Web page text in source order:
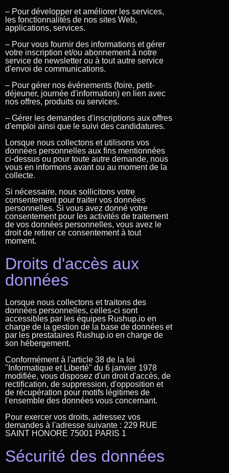
– Pour développer et améliorer les services,
les fonctionnalités de nos sites Web,
applications, services.
– Pour vous fournir des informations et gérer
votre inscription et/ou abonnement à notre
service de newsletter ou à tout autre service
d'envoi de communications.
– Pour gérer nos événements (foire, petit-
déjeuner, journée d'information) en lien avec
nos offres, produits ou services.
– Gérer les demandes d'inscriptions aux offres
d'emploi ainsi que le suivi des candidatures.
Lorsque nous collectons et utilisons vos
données personnelles aux fins mentionnées
ci-dessus ou pour toute autre demande, nous
vous en informons avant ou au moment de la
collecte.
Si nécessaire, nous sollicitons votre
consentement pour traiter vos données
personnelles. Si vous avez donné votre
consentement pour les activités de traitement
de vos données personnelles, vous avez le
droit de retirer ce consentement à tout
moment.
Droits d'accès aux
données
Lorsque nous collectons et traitons des
données personnelles, celles-ci sont
accessibles par les équipes Rushup.io en
charge de la gestion de la base de données et
par les prestataires Rushup.io en charge de
son hébergement.
Conformément à l'article 38 de la loi
"Informatique et Liberté" du 6 janvier 1978
modifiée, vous disposez d'un droit d'accès, de
rectification, de suppression, d'opposition et
de récupération pour motifs légitimes de
l'ensemble des données vous concernant.
Pour exercer vos droits, adressez vos
demandes à l'adresse suivante : 229 RUE
SAINT HONORE 75001 PARIS 1
Sécurité des données